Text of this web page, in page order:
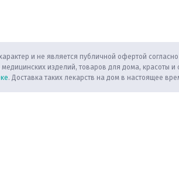
и не является публичной офертой
изделий, товаров для дома, красоты
. Доставка таких лекарств на дом в настоящее